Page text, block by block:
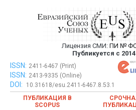
Евразийский
публикация
ежемесячном
Лицензия СМИ: ПИ №
Публикуется с
Евразийский Союз Ученых —
ежемесячном
ISSN: 2411-6467 (Print)
ISSN: 2413-9335 (Online)
DOI:
10.31618/esu.2411-6467.8.53.1
ПУБЛИКАЦИЯ В
SCOPUS